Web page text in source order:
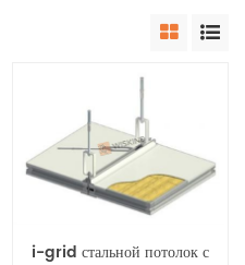
i-grid стальной потолок с